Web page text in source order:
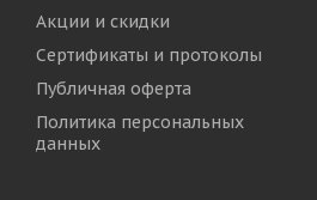
Акции и скидки
Сертификаты и протоколы
Публичная оферта
Политика персональных
данных